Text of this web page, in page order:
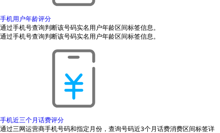
手机用户年龄评分
通过手机号查询判断该号码实名用户年龄区间标签信息。
通过手机号查询判断该号码实名用户年龄区间标签信息。
手机近三个月话费评分
通过三网运营商手机号码和指定月份，查询号码近3个月话费消费区间标签详